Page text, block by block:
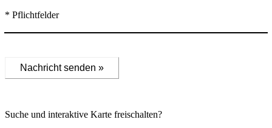
* Pflichtfelder
Nachricht senden »
Suche und interaktive Karte freischalten?